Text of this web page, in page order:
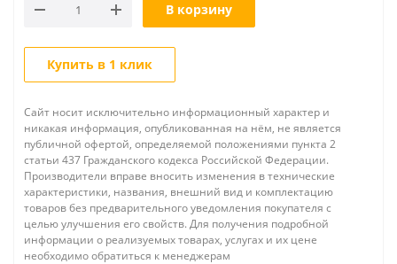
В корзину
Купить в 1 клик
Сайт носит исключительно информационный характер и
никакая информация, опубликованная на нём, не является
публичной офертой, определяемой положениями пункта 2
статьи 437 Гражданского кодекса Российской Федерации.
Производители вправе вносить изменения в технические
характеристики, названия, внешний вид и комплектацию
товаров без предварительного уведомления покупателя с
целью улучшения его свойств. Для получения подробной
информации о реализуемых товарах, услугах и их цене
необходимо обратиться к менеджерам